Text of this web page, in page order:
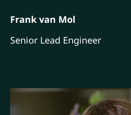
Frank van Mol
Senior Lead Engineer